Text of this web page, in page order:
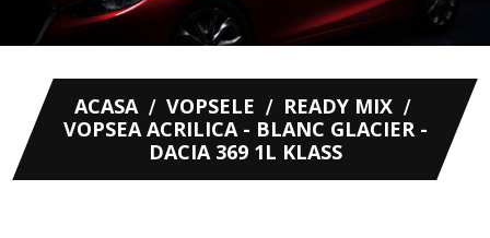
ACASA VOPSELE
READY MIX
VOPSEA ACRILICA - BLANC GLACIER -
DACIA 369 1L KLASS